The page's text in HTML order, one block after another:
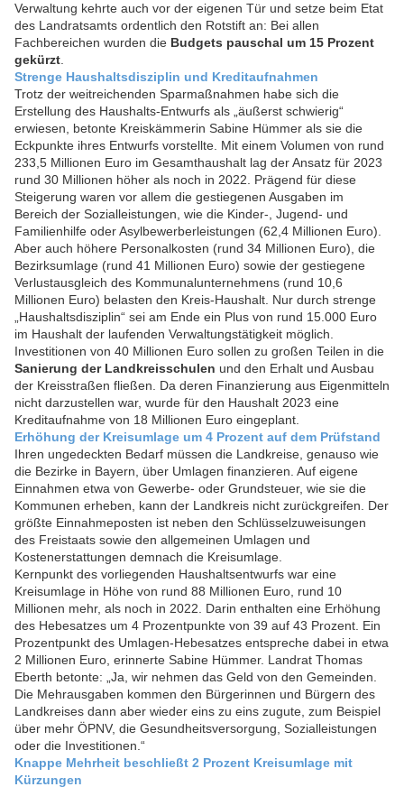
Verwaltung kehrte auch vor der eigenen Tür und setze beim Etat
des Landratsamts ordentlich den Rotstift an: Bei allen
Fachbereichen wurden die Budgets pauschal um 15 Prozent
gekürzt
Strenge Haushaltsdisziplin und Kreditaufnahmen
Trotz der weitreichenden Sparmaßnahmen habe sich die
Erstellung des Haushalts-Entwurfs als „äußerst schwierig“
erwiesen, betonte Kreiskämmerin Sabine Hümmer als sie die
Eckpunkte ihres Entwurfs vorstellte. Mit einem Volumen von rund
233,5 Millionen Euro im Gesamthaushalt lag der Ansatz für 2023
rund 30 Millionen höher als noch in 2022. Prägend für diese
Steigerung waren vor allem die gestiegenen Ausgaben im
Bereich der Sozialleistungen, wie die Kinder-, Jugend- und
Familienhilfe oder Asylbewerberleistungen (62,4 Millionen Euro).
Aber auch höhere Personalkosten (rund 34 Millionen Euro), die
Bezirksumlage (rund 41 Millionen Euro) sowie der gestiegene
Verlustausgleich des Kommunalunternehmens (rund 10,6
Millionen Euro) belasten den Kreis-Haushalt. Nur durch strenge
„Haushaltsdisziplin“ sei am Ende ein Plus von rund 15.000 Euro
im Haushalt der laufenden Verwaltungstätigkeit möglich.
Investitionen von 40 Millionen Euro sollen zu großen Teilen in die
Sanierung der Landkreisschulen und den Erhalt und Ausbau
der Kreisstraßen fließen. Da deren Finanzierung aus Eigenmitteln
nicht darzustellen war, wurde für den Haushalt 2023 eine
Kreditaufnahme von 18 Millionen Euro eingeplant.
Erhöhung der Kreisumlage um 4 Prozent auf dem Prüfstand
Ihren ungedeckten Bedarf müssen die Landkreise, genauso wie
die Bezirke in Bayern, über Umlagen finanzieren. Auf eigene
Einnahmen etwa von Gewerbe- oder Grundsteuer, wie sie die
Kommunen erheben, kann der Landkreis nicht zurückgreifen. Der
größte Einnahmeposten ist neben den Schlüsselzuweisungen
des Freistaats sowie den allgemeinen Umlagen und
Kostenerstattungen demnach die Kreisumlage.
Kernpunkt des vorliegenden Haushaltsentwurfs war eine
Kreisumlage in Höhe von rund 88 Millionen Euro, rund 10
Millionen mehr, als noch in 2022. Darin enthalten eine Erhöhung
des Hebesatzes um 4 Prozentpunkte von 39 auf 43 Prozent. Ein
Prozentpunkt des Umlagen-Hebesatzes entspreche dabei in etwa
2 Millionen Euro, erinnerte Sabine Hümmer. Landrat Thomas
Eberth betonte: „Ja, wir nehmen das Geld von den Gemeinden.
Die Mehrausgaben kommen den Bürgerinnen und Bürgern des
Landkreises dann aber wieder eins zu eins zugute, zum Beispiel
über mehr ÖPNV, die Gesundheitsversorgung, Sozialleistungen
oder die Investitionen.“
Knappe Mehrheit beschließt 2 Prozent Kreisumlage mit
Kürzungen